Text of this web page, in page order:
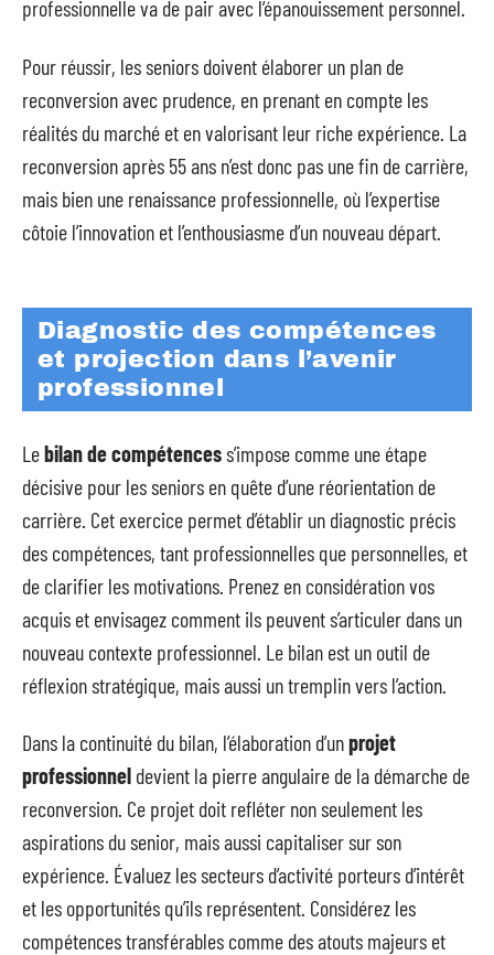
professionnelle va de pair avec l’épanouissement personnel.
Pour réussir, les seniors doivent élaborer un plan de
reconversion avec prudence, en prenant en compte les
réalités du marché et en valorisant leur riche expérience. La
reconversion après 55 ans n’est donc pas une fin de carrière,
mais bien une renaissance professionnelle, où l’expertise
côtoie l’innovation et l’enthousiasme d’un nouveau départ.
Diagnostic des compétences
et projection dans l’avenir
professionnel
Lebilan de compétencess’impose comme une étape
décisive pour les seniors en quête d’une réorientation de
carrière. Cet exercice permet d’établir un diagnostic précis
des compétences, tant professionnelles que personnelles, et
de clarifier les motivations. Prenez en considération vos
acquis et envisagez comment ils peuvent s’articuler dans un
nouveau contexte professionnel. Le bilan est un outil de
réflexion stratégique, mais aussi un tremplin vers l’action.
Dans la continuité du bilan, l’élaboration d’unprojet
professionnel devient la pierre angulaire de la démarche de
reconversion. Ce projet doit refléter non seulement les
aspirations du senior, mais aussi capitaliser sur son
expérience. Évaluez les secteurs d’activité porteurs d’intérêt
et les opportunités qu’ils représentent. Considérez les
compétences transférables comme des atouts majeurs et